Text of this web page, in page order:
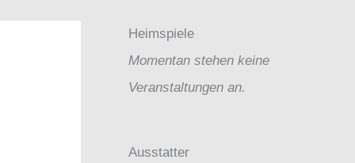
Heimspiele
Momentan stehen keine
Veranstaltungen an.
Ausstatter